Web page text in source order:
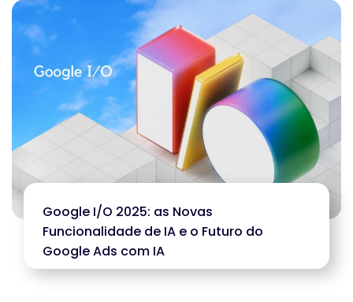
Google I/O 2025: as Novas
Funcionalidade de IA e o Futuro do
Google Ads com IA